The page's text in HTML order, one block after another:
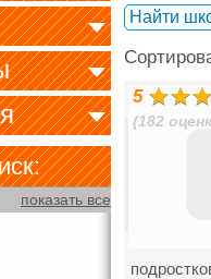
показать все
Найти
5
(182